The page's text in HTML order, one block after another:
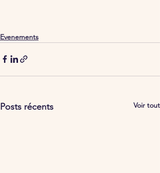
Evenements
Posts récents Voir tout